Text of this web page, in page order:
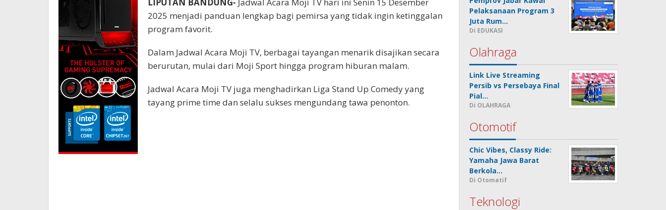
2025 menjadi panduan lengkap bagi pemirsa yang tidak ingin ketinggalan
program favorit.
Dalam Jadwal Acara Moji TV, berbagai tayangan menarik disajikan secara
berurutan, mulai dari Moji Sport hingga program hiburan malam.
Jadwal Acara Moji TV juga menghadirkan Liga Stand Up Comedy yang
tayang prime time dan selalu sukses mengundang tawa penonton.
Pelaksanaan Program 3
Juta Rum…
Di EDUKASI
Olahraga
Link Live Streaming
Persib vs Persebaya Final
Pial…
Di OLAHRAGA
Otomotif
Chic Vibes, Classy Ride:
Yamaha Jawa Barat
Berkola…
Di Otomatif
Teknologi